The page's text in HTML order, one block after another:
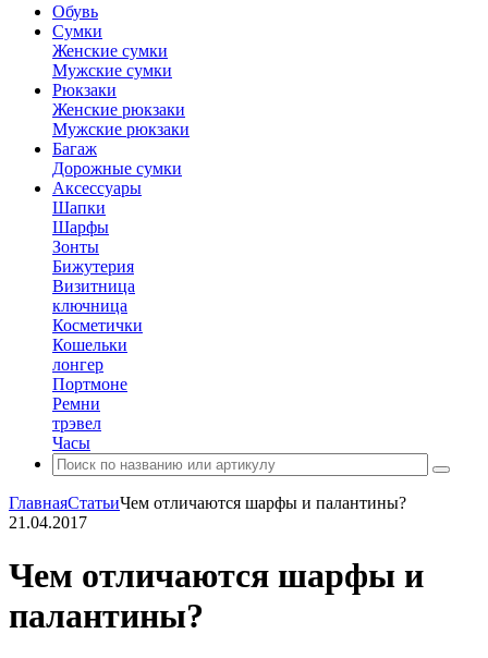
Обувь
Сумки
Женские сумки
Мужские сумки
Рюкзаки
Женские рюкзаки
Мужские рюкзаки
Багаж
Дорожные сумки
Аксессуары
Шапки
Шарфы
Зонты
Бижутерия
Визитница
ключница
Косметички
Кошельки
лонгер
Портмоне
Ремни
трэвел
Часы
ГлавнаяСтатьиЧем отличаются шарфы и палантины?
21.04.2017
Чем отличаются шарфы и
палантины?